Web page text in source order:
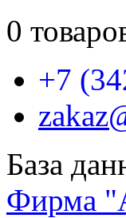
0
+7
База
Фирма